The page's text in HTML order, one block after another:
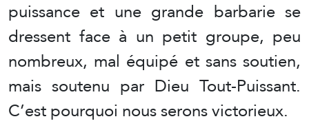
puissance et une grande barbarie se
dressent face à un petit groupe, peu
nombreux, mal équipé et sans soutien,
mais soutenu par Dieu Tout-Puissant.
C’est pourquoi nous serons victorieux.